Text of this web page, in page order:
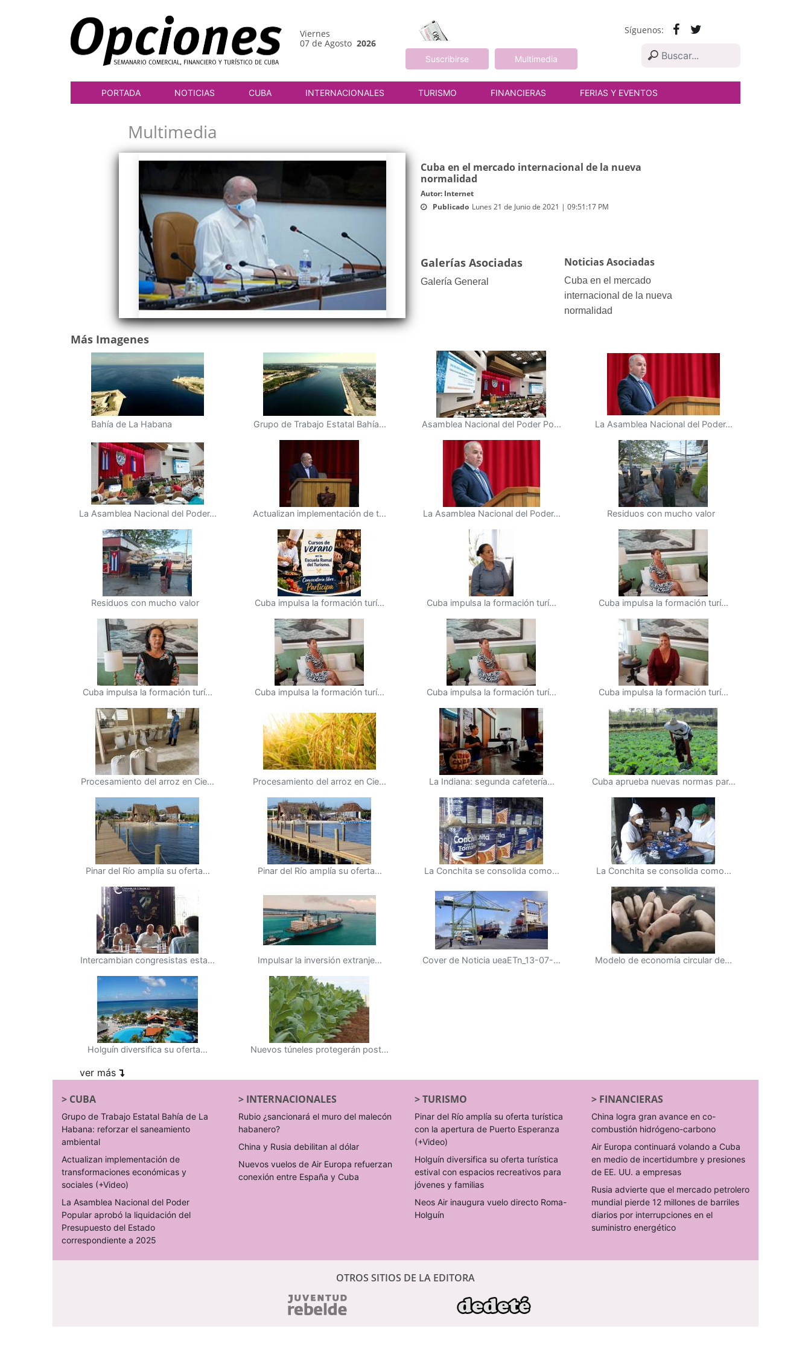
Viernes
07 de Agosto 2026
Suscribirse Multimedia
Síguenos:
PORTADA NOTICIAS CUBA INTERNACIONALES TURISMO FINANCIERAS FERIAS Y EVENTOS
Multimedia
Cuba en el mercado internacional de la nueva
normalidad
Autor: Internet
Publicado Lunes 21 de Junio de 2021 | 09:51:17 PM
Galerías Asociadas
Galería General
Noticias Asociadas
Cuba en el mercado
internacional de la nueva
normalidad
Más Imagenes
Bahía de La Habana Grupo de Trabajo Estatal Bahía... Asamblea Nacional del Poder Po... La Asamblea Nacional del Poder...
La Asamblea Nacional del Poder... Actualizan implementación de t... La Asamblea Nacional del Poder... Residuos con mucho valor
Residuos con mucho valor Cuba impulsa la formación turí... Cuba impulsa la formación turí... Cuba impulsa la formación turí...
Cuba impulsa la formación turí... Cuba impulsa la formación turí... Cuba impulsa la formación turí... Cuba impulsa la formación turí...
Procesamiento del arroz en Cie... Procesamiento del arroz en Cie... La Indiana: segunda cafetería... Cuba aprueba nuevas normas par...
Pinar del Río amplía su oferta... Pinar del Río amplía su oferta... La Conchita se consolida como... La Conchita se consolida como...
Intercambian congresistas esta... Impulsar la inversión extranje... Cover de Noticia ueaETn_13-07-... Modelo de economía circular de...
Holguín diversifica su oferta... Nuevos túneles protegerán post...
ver más
> CUBA
Grupo de Trabajo Estatal Bahía de La
Habana: reforzar el saneamiento
ambiental
Actualizan implementación de
transformaciones económicas y
sociales (+Video)
La Asamblea Nacional del Poder
Popular aprobó la liquidación del
Presupuesto del Estado
correspondiente a 2025
> INTERNACIONALES
Rubio ¿sancionará el muro del malecón
habanero?
China y Rusia debilitan al dólar
Nuevos vuelos de Air Europa refuerzan
conexión entre España y Cuba
>TURISMO
Pinar del Río amplía su oferta turística
con la apertura de Puerto Esperanza
(+Video)
Holguín diversifica su oferta turística
estival con espacios recreativos para
jóvenes y familias
Neos Air inaugura vuelo directo Roma-
Holguín
> FINANCIERAS
China logra gran avance en co-
combustión hidrógeno-carbono
Air Europa continuará volando a Cuba
en medio de incertidumbre y presiones
de EE. UU. a empresas
Rusia advierte que el mercado petrolero
mundial pierde 12 millones de barriles
diarios por interrupciones en el
suministro energético
OTROS SITIOS DE LA EDITORA